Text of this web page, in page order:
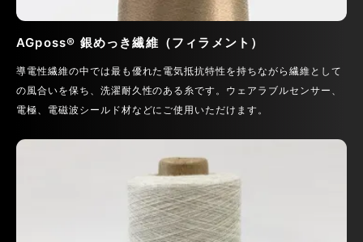
AGposs® 銀めっき繊維（フィラメント）
導電性繊維の中では最も優れた電気抵抗特性を持ちながら繊維として
の風合いを保ち、洗濯耐久性のある糸です。ウェアラブルセンサー、
電極、電磁波シールド材などにご使用いただけます。